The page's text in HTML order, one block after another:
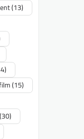
(13)
(15)
(30)